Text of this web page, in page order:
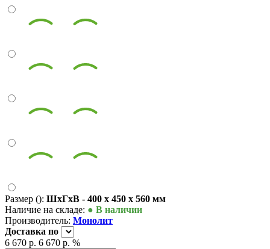
Размер (): ШxГxВ - 400 x 450 x 560 мм
Наличие на складе: ● В наличии
Производитель: Монолит
Доставка по
6 670 р. 6 670 р. %